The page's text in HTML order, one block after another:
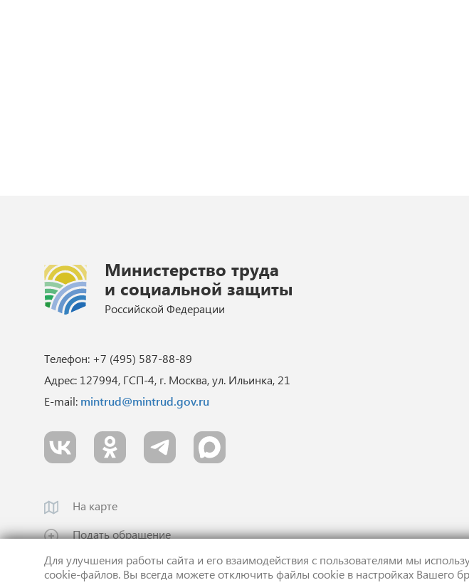
Для улучшения работы сайта и его взаимодействия с пользователями мы
cookie-файлов. Вы всегда можете отключить файлы cookie в настройках Вашего
Министерство труда
и социальной защиты
Российской Федерации
Телефон: +7 (495) 587-88-89
Адрес: 127994, ГСП-4, г. Москва, ул. Ильинка, 21
E-mail: mintrud@mintrud.gov.ru
На карте
Подать обращение